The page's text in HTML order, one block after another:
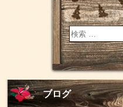
ブログ